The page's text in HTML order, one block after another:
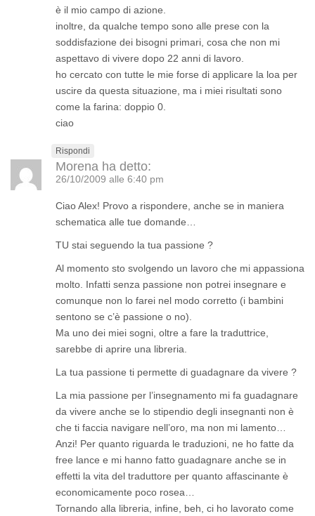
è il mio campo di azione.
inoltre, da qualche tempo sono alle prese con la
soddisfazione dei bisogni primari, cosa che non mi
aspettavo di vivere dopo 22 anni di lavoro.
ho cercato con tutte le mie forse di applicare la loa per
uscire da questa situazione, ma i miei risultati sono
come la farina: doppio 0.
ciao
Rispondi
Morena ha detto:
26/10/2009 alle 6:40 pm
Ciao Alex! Provo a rispondere, anche se in maniera
schematica alle tue domande…
TU stai seguendo la tua passione ?
Al momento sto svolgendo un lavoro che mi appassiona
molto. Infatti senza passione non potrei insegnare e
comunque non lo farei nel modo corretto (i bambini
sentono se c’è passione o no).
Ma uno dei miei sogni, oltre a fare la traduttrice,
sarebbe di aprire una libreria.
La tua passione ti permette di guadagnare da vivere ?
La mia passione per l’insegnamento mi fa guadagnare
da vivere anche se lo stipendio degli insegnanti non è
che ti faccia navigare nell’oro, ma non mi lamento…
Anzi! Per quanto riguarda le traduzioni, ne ho fatte da
free lance e mi hanno fatto guadagnare anche se in
effetti la vita del traduttore per quanto affascinante è
economicamente poco rosea…
Tornando alla libreria, infine, beh, ci ho lavorato come